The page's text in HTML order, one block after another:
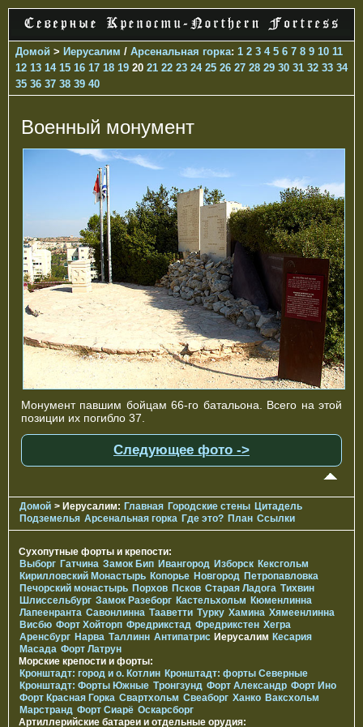
Домой > Иерусалим / Арсенальная горка: 1 2 3 4 5 6 7 8 9 10 11
12 13 14 15 16 17 18 19 20 21 22 23 24 25 26 27 28 29 30 31 32 33 34
35 36 37 38 39 40
Военный монумент
Монумент павшим бойцам 66-го батальона. Всего на этой
позиции их погибло 37.
Следующее фото ->
Домой > Иерусалим: Главная Городские стены Цитадель
Подземелья Арсенальная горка Где это? План Ссылки
Сухопутные форты и крепости:
Выборг Гатчина Замок Бип Ивангород Изборск Кексгольм
Кирилловский Монастырь Копорье Новгород Петропавловка
Печорcкий монастырь Порхов Псков Старая Ладога Тихвин
Шлиссельбург Замок Разеборг Кастельхольм Кюменлинна
Лапеенранта Савонлинна Тааветти Турку Хамина Хямеенлинна
Висбю Форт Хойторп Фредрикстад Фредрикстен Хегра
Аренсбург Нарва Таллинн Антипатрис Иерусалим Кесария
Масада Форт Латрун
Морские крепости и форты:
Кронштадт: город и о. Котлин Кронштадт: форты Северные
Кронштадт: Форты Южные Тронгзунд Форт Александр Форт Ино
Форт Красная Горка Свартхольм Свеаборг Ханко Ваксхольм
Марстранд Форт Сиарё Оскарсборг
Артиллерийские батареи и отдельные орудия: